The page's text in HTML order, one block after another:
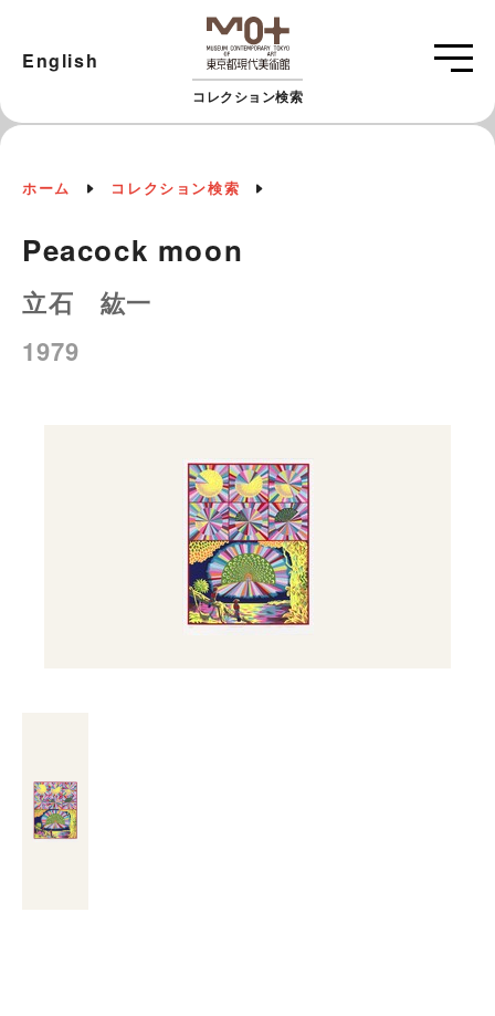
コレクション検索
English
ホーム コレクション検索
Peacock moon
立石 紘一
1979